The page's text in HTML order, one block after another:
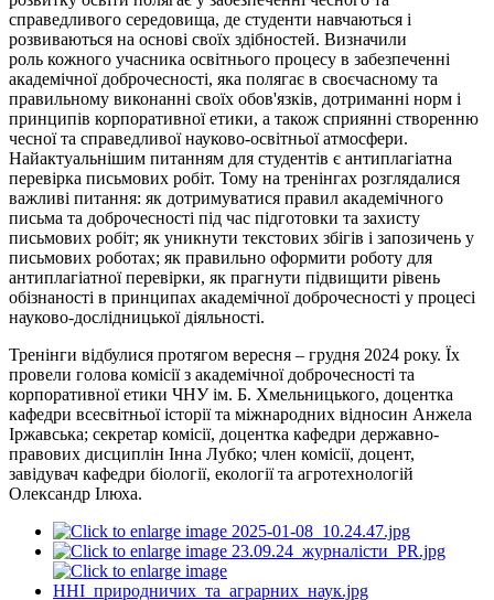
справедливого середовища, де студенти навчаються і
розвиваються на основі своїх здібностей. Визначили
роль кожного учасника освітнього процесу в забезпеченні
академічної доброчесності, яка полягає в своєчасному та
правильному виконанні своїх обов'язків, дотриманні норм і
принципів корпоративної етики, а також сприянні створенню
чесної та справедливої науково-освітньої атмосфери.
Найактуальнішим питанням для студентів є антиплагіатна
перевірка письмових робіт. Тому на тренінгах розглядалися
важливі питання: як дотримуватися правил академічного
письма та доброчесності під час підготовки та захисту
письмових робіт; як уникнути текстових збігів і запозичень у
письмових роботах; як правильно оформити роботу для
антиплагіатної перевірки, як прагнути підвищити рівень
обізнаності в принципах академічної доброчесності у процесі
науково-дослідницької діяльності.
Тренінги відбулися протягом вересня – грудня 2024 року. Їх
провели голова комісії з академічної доброчесності та
корпоративної етики ЧНУ ім. Б. Хмельницького, доцентка
кафедри всесвітньої історії та міжнародних відносин Анжела
Іржавська; секретар комісії, доцентка кафедри державно-
правових дисциплін Інна Лубко; член комісії, доцент,
завідувач кафедри біології, екології та агротехнологій
Олександр Ілюха.